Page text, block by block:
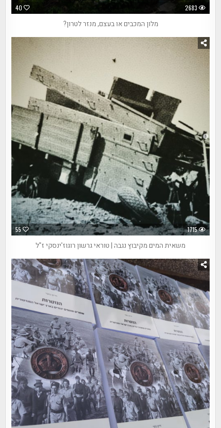
40 2683
מלון המכבים או בעצם, מנזר לטרון?
55 1715
משאית המים מקיבוץ נגבה | טוראי גרשון רוגוז'ינסקי ז"ל